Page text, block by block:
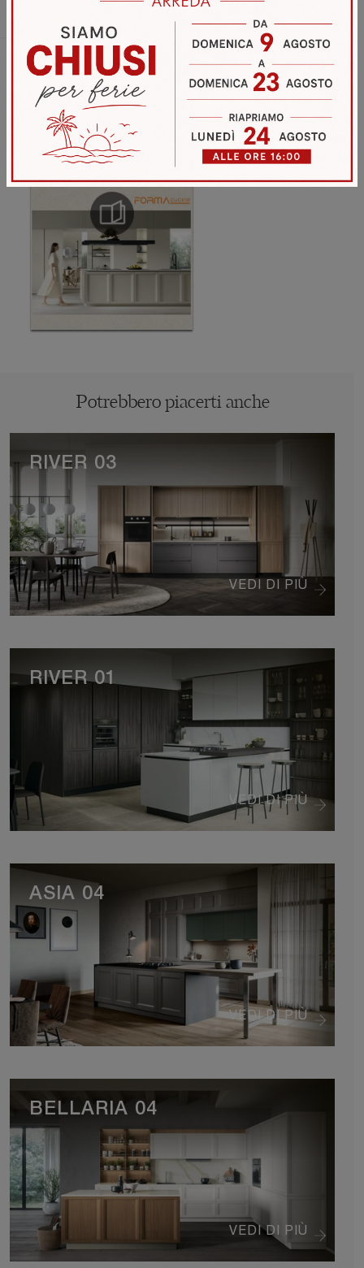
Sfoglia i cataloghi
Invia
Potrebbero piacerti anche
VEDI DI PIÙ
RIVER 03
VEDI DI PIÙ
RIVER 01
VEDI DI PIÙ
ASIA 04
VEDI DI PIÙ
BELLARIA 04